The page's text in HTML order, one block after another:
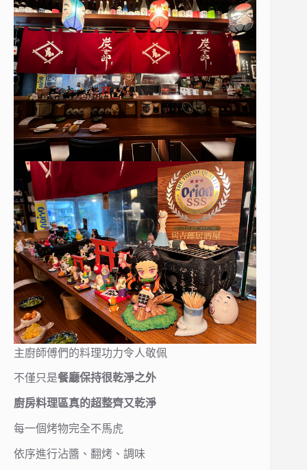
主廚師傅們的料理功力令人敬佩
不僅只是餐廳保持很乾淨之外
廚房料理區真的超整齊又乾淨
每一個烤物完全不馬虎
依序進行沾醬、翻烤、調味